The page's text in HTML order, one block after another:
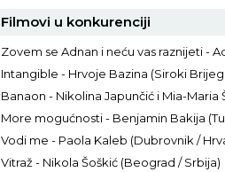
Filmovi u konkurenciji
Zovem se Adnan i neću vas raznijeti -
Intangible - Hrvoje Bazina (Siroki Brijeg
Banaon - Nikolina Japunčić i Mia-
More mogućnosti - Benjamin Bakija
Vodi me - Paola Kaleb (Dubrovnik /
Vitraž - Nikola Šoškić (Beograd / Srbija)